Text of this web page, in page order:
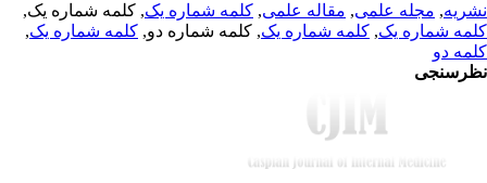
,مجله علمی, مقاله علمی, کلمه شماره یک, کلمه شماره یک,
شماره یک,کلمه شماره یک, کلمه شماره دو,کلمه شماره یک,
دو